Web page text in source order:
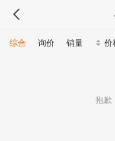
综合 询价 销量 价
抱歉